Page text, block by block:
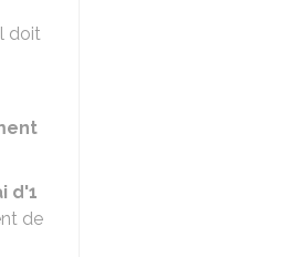
doit
d'1
de